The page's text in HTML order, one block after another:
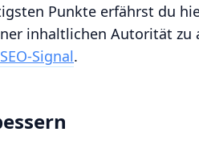
Punkte erfährst du
inhaltlichen Autorität zu
Signal.